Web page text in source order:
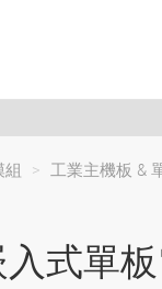
組 > 工業主機板 &
式單